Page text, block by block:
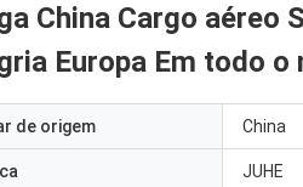
China Cargo aéreo
Europa Em todo o
de origem China
JUHE